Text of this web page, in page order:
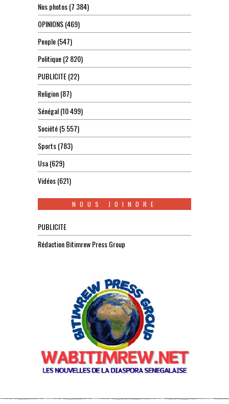
Nos photos(7 384)
OPINIONS(469)
People(547)
Politique(2 820)
PUBLICITE(22)
Religion(87)
Sénégal(10 499)
Société(5 557)
Sports(783)
Usa(629)
Vidéos(621)
NOUS JOINDRE
PUBLICITE
Rédaction Bitimrew Press Group